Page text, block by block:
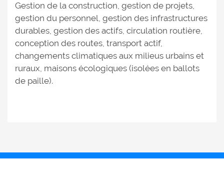
Gestion de la construction, gestion de projets,
gestion du personnel, gestion des infrastructures
durables, gestion des actifs, circulation routière,
conception des routes, transport actif,
changements climatiques aux milieus urbains et
ruraux, maisons écologiques (isolées en ballots
de paille).